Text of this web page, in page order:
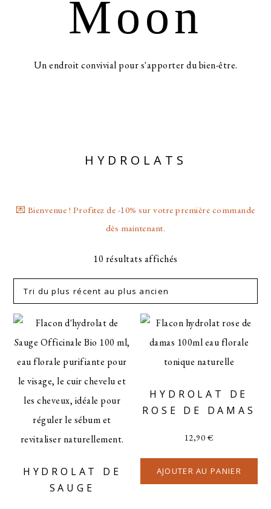
Moon
Un endroit convivial pour s'apporter du bien-être.
HYDROLATS
💌 Bienvenue ! Profitez de -10% sur votre première commande
dès maintenant.
10 résultats affichés
HYDROLAT DE
SAUGE
HYDROLAT DE
ROSE DE DAMAS
12,90€
AJOUTER AU PANIER